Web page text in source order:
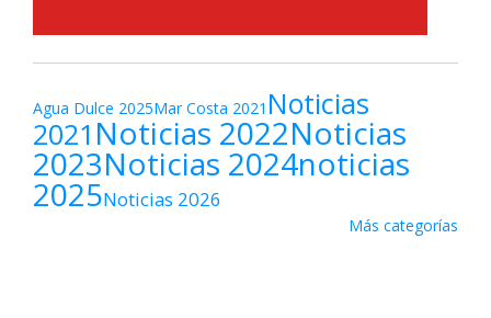
Agua Dulce 2025Mar Costa 2021 Noticias
2021 Noticias 2022Noticias
2023Noticias 2024noticias
2025Noticias 2026
Más categorías